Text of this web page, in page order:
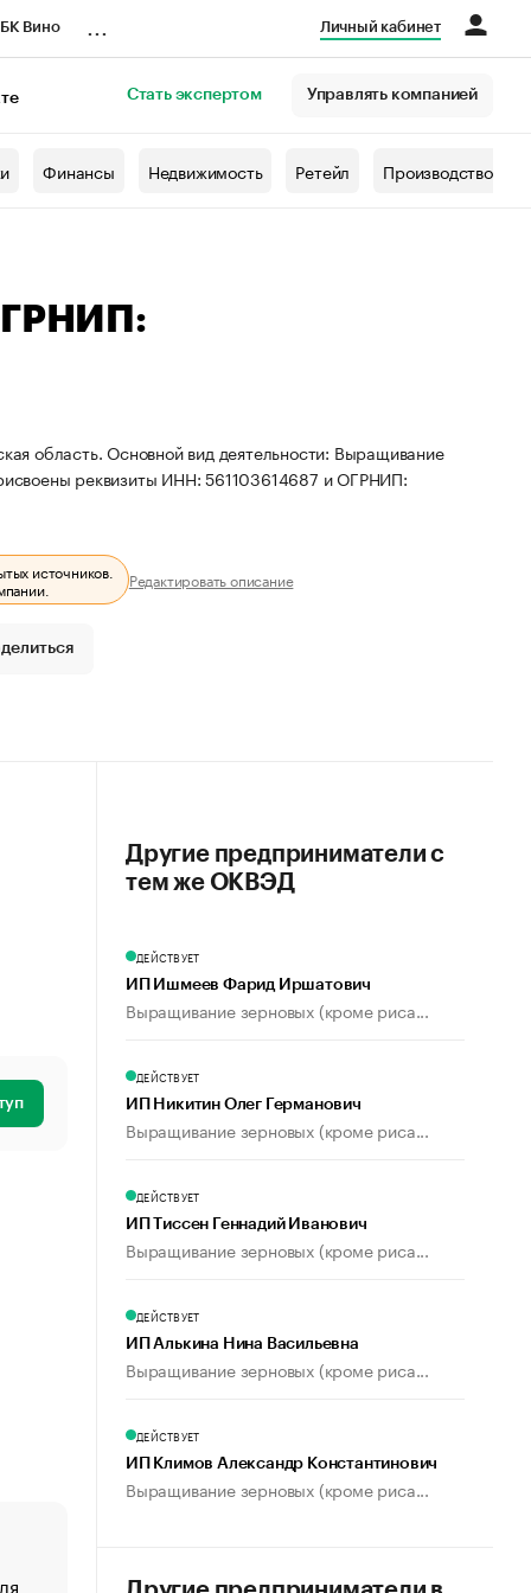
Вино Личный кабинет
Стать экспертом Управлять компанией
Финансы Недвижимость Ретейл Производство
область. Основной вид деятельности: Выращивание
реквизиты ИНН: 561103614687 и ОГРНИП:
источников.
Редактировать описание
«От спорта тело стареет иначе». Как живет глава
Другие предприниматели с
тем же ОКВЭД
ДЕЙСТВУЕТ
ИП Ишмеев Фарид Иршатович
Выращивание зерновых (кроме риса...
ДЕЙСТВУЕТ
ИП Никитин Олег Германович
Выращивание зерновых (кроме риса...
ДЕЙСТВУЕТ
ИП Тиссен Геннадий Иванович
Выращивание зерновых (кроме риса...
ДЕЙСТВУЕТ
ИП Алькина Нина Васильевна
Выращивание зерновых (кроме риса...
ДЕЙСТВУЕТ
ИП Климов Александр Константинович
Выращивание зерновых (кроме риса...